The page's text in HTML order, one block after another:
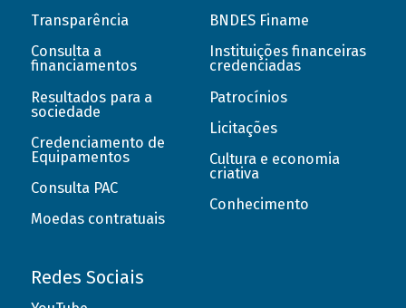
Transparência
Consulta a
financiamentos
Resultados para a
sociedade
Credenciamento de
Equipamentos
Consulta PAC
Moedas contratuais
BNDES Finame
Instituições financeiras
credenciadas
Patrocínios
Licitações
Cultura e economia
criativa
Conhecimento
Redes Sociais